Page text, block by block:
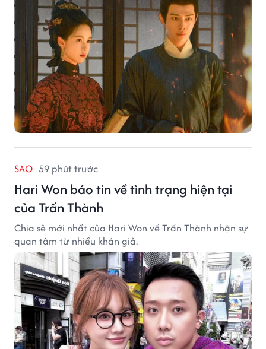
SAO 59 phút trước
Hari Won báo tin về tình trạng hiện tại
của Trấn Thành
Chia sẻ mới nhất của Hari Won về Trấn Thành nhận sự
quan tâm từ nhiều khán giả.